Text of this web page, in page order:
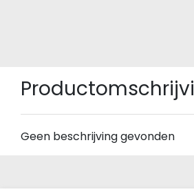
Geen beschrijving gevonden